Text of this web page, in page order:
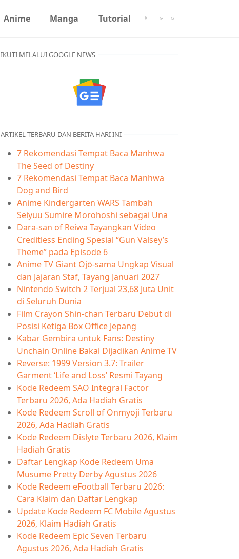
Anime Manga Tutorial
IKUTI MELALUI GOOGLE NEWS
ARTIKEL TERBARU DAN BERITA HARI INI
7 Rekomendasi Tempat Baca Manhwa
The Seed of Destiny
7 Rekomendasi Tempat Baca Manhwa
Dog and Bird
Anime Kindergarten WARS Tambah
Seiyuu Sumire Morohoshi sebagai Una
Dara-san of Reiwa Tayangkan Video
Creditless Ending Spesial “Gun Valsey’s
Theme” pada Episode 6
Anime TV Giant Ojō-sama Ungkap Visual
dan Jajaran Staf, Tayang Januari 2027
Nintendo Switch 2 Terjual 23,68 Juta Unit
di Seluruh Dunia
Film Crayon Shin-chan Terbaru Debut di
Posisi Ketiga Box Office Jepang
Kabar Gembira untuk Fans: Destiny
Unchain Online Bakal Dijadikan Anime TV
Reverse: 1999 Version 3.7: Trailer
Garment ‘Life and Loss’ Resmi Tayang
Kode Redeem SAO Integral Factor
Terbaru 2026, Ada Hadiah Gratis
Kode Redeem Scroll of Onmyoji Terbaru
2026, Ada Hadiah Gratis
Kode Redeem Dislyte Terbaru 2026, Klaim
Hadiah Gratis
Daftar Lengkap Kode Redeem Uma
Musume Pretty Derby Agustus 2026
Kode Redeem eFootball Terbaru 2026:
Cara Klaim dan Daftar Lengkap
Update Kode Redeem FC Mobile Agustus
2026, Klaim Hadiah Gratis
Kode Redeem Epic Seven Terbaru
Agustus 2026, Ada Hadiah Gratis